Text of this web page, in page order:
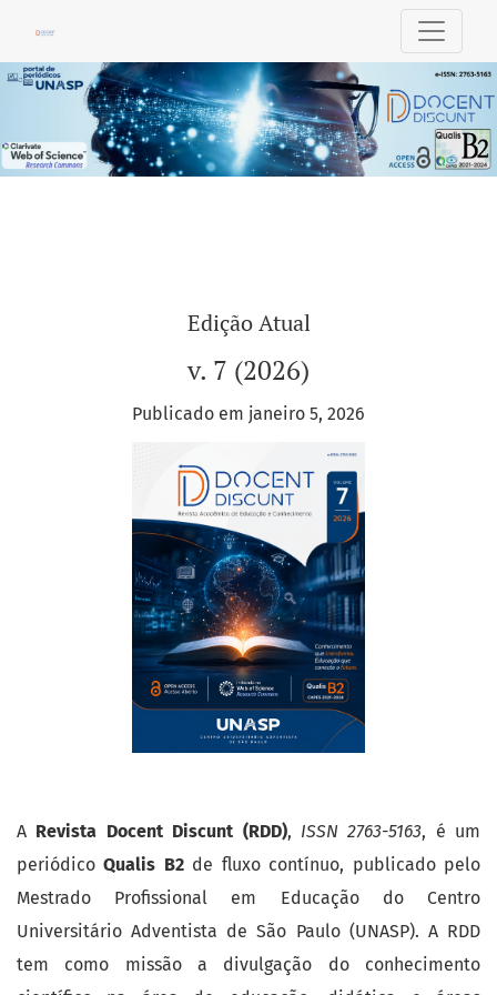
Edição Atual
v. 7 (2026)
Publicado em janeiro 5, 2026
A Revista Docent Discunt (RDD), ISSN 2763-5163, é um
periódicoQualis B2de fluxo contínuo, publicado pelo
Mestrado Profissional em Educação do Centro
Universitário Adventista de São Paulo (UNASP). A RDD
tem como missão a divulgação do conhecimento